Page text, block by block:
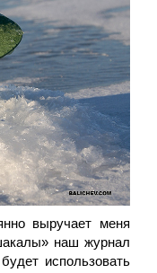
выручает меня
наш журнал
использовать